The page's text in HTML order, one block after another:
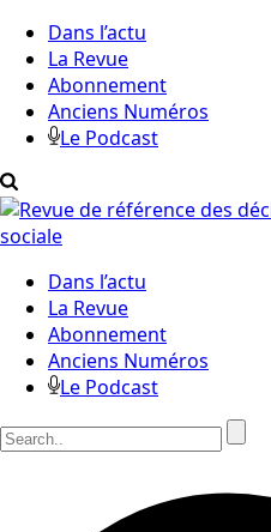
Dans l’actu
La Revue
Abonnement
Anciens Numéros
Le Podcast
Dans l’actu
La Revue
Abonnement
Anciens Numéros
Le Podcast